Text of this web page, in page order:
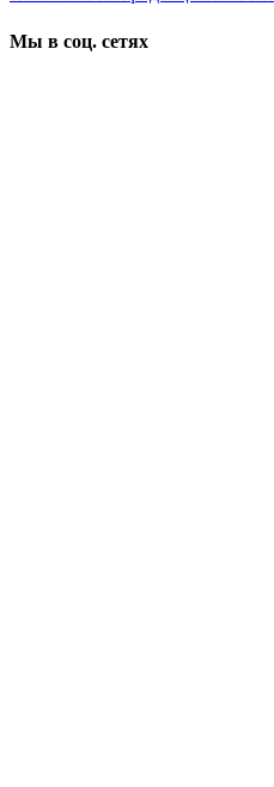
Мы в соц. сетях